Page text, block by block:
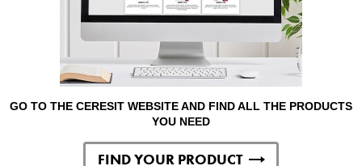
GO TO THE CERESIT WEBSITE AND FIND ALL THE PRODUCTS
YOU NEED
FIND YOUR PRODUCT